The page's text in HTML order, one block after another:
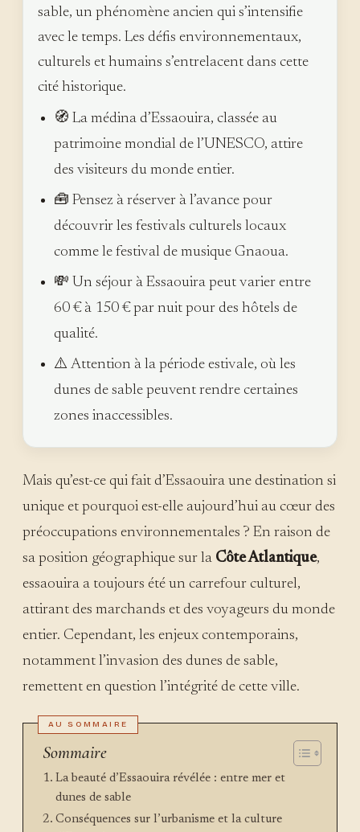
sable, un phénomène ancien qui s’intensifie
avec le temps. Les défis environnementaux,
culturels et humains s’entrelacent dans cette
cité historique.
🧭 La médina d’Essaouira, classée au
patrimoine mondial de l’UNESCO, attire
des visiteurs du monde entier.
🧰 Pensez à réserver à l’avance pour
découvrir les festivals culturels locaux
comme le festival de musique Gnaoua.
💸 Un séjour à Essaouira peut varier entre
60 € à 150 € par nuit pour des hôtels de
qualité.
⚠️ Attention à la période estivale, où les
dunes de sable peuvent rendre certaines
zones inaccessibles.
Mais qu’est-ce qui fait d’Essaouira une destination si
unique et pourquoi est-elle aujourd’hui au cœur des
préoccupations environnementales ? En raison de
sa position géographique sur la Côte Atlantique,
essaouira a toujours été un carrefour culturel,
attirant des marchands et des voyageurs du monde
entier. Cependant, les enjeux contemporains,
notamment l’invasion des dunes de sable,
remettent en question l’intégrité de cette ville.
Sommaire
La beauté d’Essaouira révélée : entre mer et
dunes de sable
Conséquences sur l’urbanisme et la culture